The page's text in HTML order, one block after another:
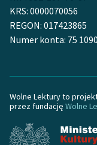
Szkoła Poezji Wolnych
Lektur
Kontakt
O projekcie
Zespół
KRS: 0000070056
REGON: 017423865
Numer konta: 75
Wolne Lektury to
przez fundację Wolne